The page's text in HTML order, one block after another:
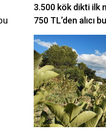
3.500 kök dikti ilk
750 TL’den alıcı